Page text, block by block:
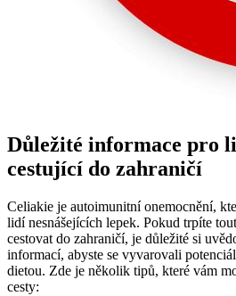
Důležité informace pro
cestující do zahraničí
Celiakie je autoimunitní onemocnění,
lidí nesnášejících lepek. Pokud trpíte
cestovat do zahraničí, je důležité si
informací, abyste se vyvarovali
dietou. Zde je několik tipů, které vám
cesty: